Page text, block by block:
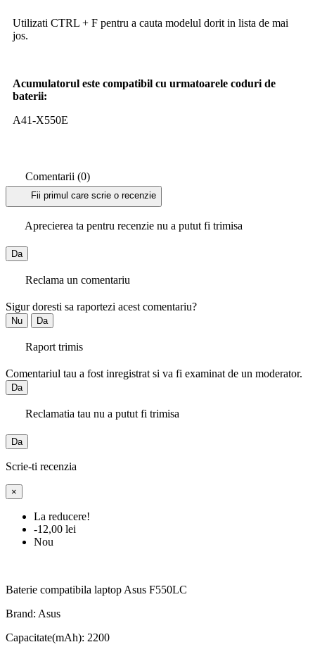
Utilizati CTRL + F pentru a cauta modelul dorit in lista de mai
jos.
Acumulatorul este compatibil cu urmatoarele coduri de
baterii:
A41-X550E
Comentarii (0)
Fii primul care scrie o recenzie
Aprecierea ta pentru recenzie nu a putut fi trimisa
Da
Reclama un comentariu
Sigur doresti sa raportezi acest comentariu?
Nu Da
Raport trimis
Comentariul tau a fost inregistrat si va fi examinat de un moderator.
Da
Reclamatia tau nu a putut fi trimisa
Da
Scrie-ti recenzia
×
La reducere!
-12,00 lei
Nou
Baterie compatibila laptop Asus F550LC
Brand: Asus
Capacitate(mAh): 2200